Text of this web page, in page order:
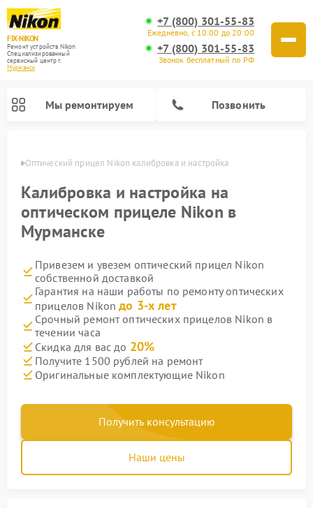
FIX-NIKON
Ремонт устройств Nikon
Специализированный
cервисный центр г.
Мурманск
+7 (800) 301-55-83
Ежедневно, с 10:00 до 20:00
+7 (800) 301-55-83
Звонок бесплатный по РФ
Мы ремонтируем Позвонить
Оптический прицел Nikon калибровка и настройка
Калибровка и настройка на
оптическом прицеле Nikon в
Мурманске
Привезем и увезем оптический прицел Nikon
собственной доставкой
Гарантия на наши работы по ремонту оптических
прицелов Nikonдо 3-х лет
Срочный ремонт оптических прицелов Nikon в
течении часа
Скидка для вас до 20%
Получите 1500 рублей на ремонт
Оригинальные комплектующие Nikon
Получить консультацию
Наши цены